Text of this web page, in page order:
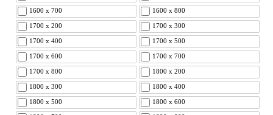
1600 x 700 1600 x 800
1700 x 200 1700 x 300
1700 x 400 1700 x 500
1700 x 600 1700 x 700
1700 x 800 1800 x 200
1800 x 300 1800 x 400
1800 x 500 1800 x 600